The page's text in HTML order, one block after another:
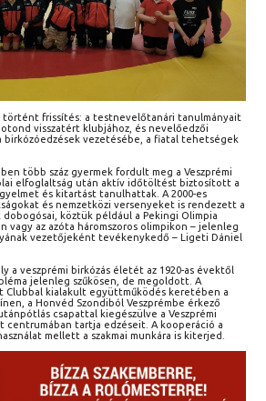
történt frissítés: a testnevelőtanári tanulmányait
visszatért klubjához, és nevelőedzői
vezetésébe, a fiatal tehetségek
több száz gyermek fordult meg a Veszprémi
elfoglaltság után aktív időtöltést biztosított a
és kitartást tanulhattak. A 2000-es
és nemzetközi versenyeket is rendezett a
köztük például a Pekingi Olimpia
vagy az azóta háromszoros olimpikon – jelenleg
vezetőjeként tevékenykedő – Ligeti Dániel
a veszprémi birkózás életét az 1920-as évektől
jelenleg szűkösen, de megoldott. A
Clubbal kialakult együttműködés keretében a
a Honvéd Szondiból Veszprémbe érkező
csapattal kiegészülve a Veszprémi
centrumában tartja edzéseit. A kooperáció a
mellett a szakmai munkára is kiterjed.